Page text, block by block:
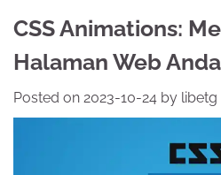
CSS Animations:
Halaman Web
Posted on 2023-10-24 by libetg